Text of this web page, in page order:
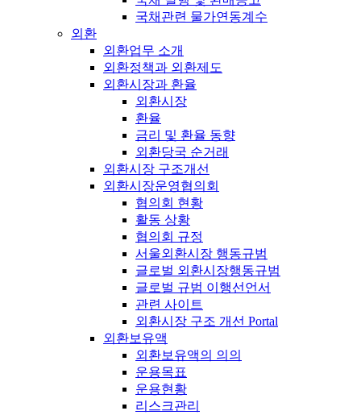
국채관련 물가연동계수
외환
외환업무 소개
외환정책과 외환제도
외환시장과 환율
외환시장
환율
금리 및 환율 동향
외환당국 순거래
외환시장 구조개선
외환시장운영협의회
협의회 현황
활동 상황
협의회 규정
서울외환시장 행동규범
글로벌 외환시장행동규범
글로벌 규범 이행선언서
관련 사이트
외환시장 구조 개선 Portal
외환보유액
외환보유액의 의의
운용목표
운용현황
리스크관리